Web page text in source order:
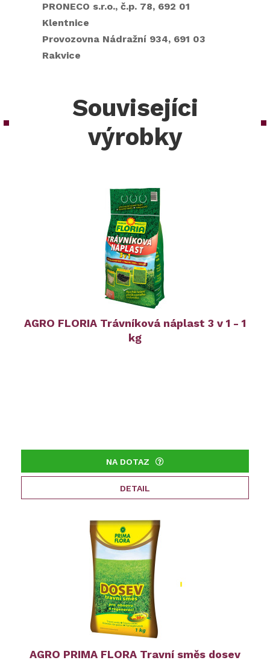
PRONECO s.r.o., č.p. 78, 692 01
Klentnice
Provozovna Nádražní 934, 691 03
Rakvice
Souvisejíci
výrobky
AGRO FLORIA Trávníková náplast 3 v 1 - 1
kg
NA DOTAZ
DETAIL
AGRO PRIMA FLORA Travní směs dosev